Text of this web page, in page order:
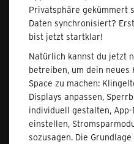
Privatsphäre gekümmert
Daten synchronisiert?
bist jetzt startklar!
Natürlich kannst du jetzt
betreiben, um dein neues
Space zu machen:
Displays anpassen,
individuell gestalten,
einstellen,
sozusagen. Die